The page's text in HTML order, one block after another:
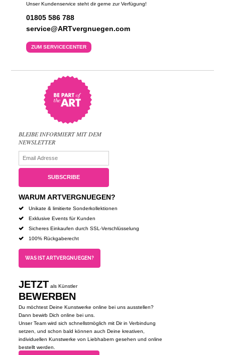
Unser Kundenservice steht dir gerne zur Verfügung!
01805 586 788
service@ARTvergnuegen.com
ZUM SERVICECENTER
BLEIBE INFORMIERT MIT DEM
NEWSLETTER
WARUM ARTVERGNUEGEN?
Unikate & limitierte Sonderkollektionen
Exklusive Events für Kunden
Sicheres Einkaufen durch SSL-Verschlüsselung
100% Rückgaberecht
WAS IST ARTVERGNUEGEN?
JETZT als Künstler
BEWERBEN
Du möchtest Deine Kunstwerke online bei uns ausstellen?
Dann bewirb Dich online bei uns.
Unser Team wird sich schnellstmöglich mit Dir in Verbindung
setzen, und schon bald können auch Deine kreativen,
individuellen Kunstwerke von Liebhabern gesehen und online
bestellt werden.